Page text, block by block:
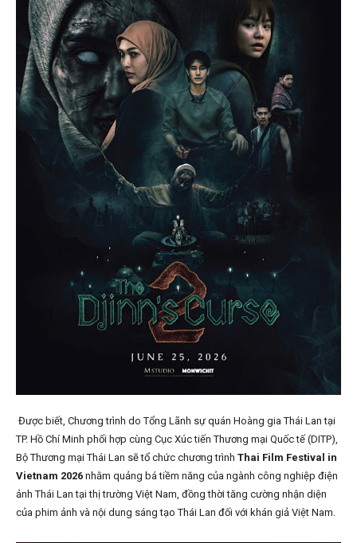
Được biết, Chương trình do Tổng Lãnh sự quán Hoàng gia Thái Lan tại
TP. Hồ Chí Minh phối hợp cùng Cục Xúc tiến Thương mại Quốc tế (DITP),
Bộ Thương mại Thái Lan sẽ tổ chức chương trình Thai Film Festival in
Vietnam 2026 nhằm quảng bá tiềm năng của ngành công nghiệp điện
ảnh Thái Lan tại thị trường Việt Nam, đồng thời tăng cường nhận diện
của phim ảnh và nội dung sáng tạo Thái Lan đối với khán giả Việt Nam.